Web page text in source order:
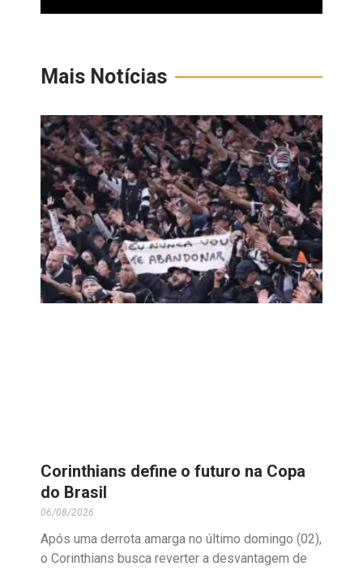
Mais Notícias
Corinthians define o futuro na Copa
do Brasil
06/08/2026
Após uma derrota amarga no último domingo (02),
o Corinthians busca reverter a desvantagem de